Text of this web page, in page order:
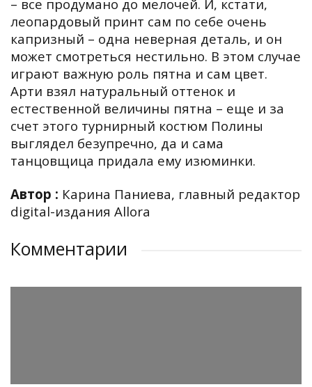
– все продумано до мелочей. И, кстати,
леопардовый принт сам по себе очень
капризный – одна неверная деталь, и он
может смотреться нестильно. В этом случае
играют важную роль пятна и сам цвет.
Арти взял натуральный оттенок и
естественной величины пятна – еще и за
счет этого турнирный костюм Полины
выглядел безупречно, да и сама
танцовщица придала ему изюминки.
Автор : Карина Паниева, главный редактор
digital-издания Allora
Комментарии